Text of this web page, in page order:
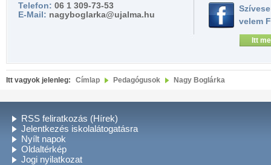
Telefon: 06 1 309-73-53
E-Mail: nagyboglarka@ujalma.hu
velem
Itt
Itt vagyok jelenleg: Címlap Pedagógusok Nagy Boglárka
RSS feliratkozás (Hírek)
Jelentkezés iskolalátogatásra
Nyílt napok
Oldaltérkép
Jogi nyilatkozat